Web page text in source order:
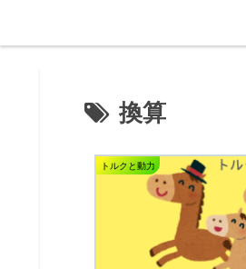
換算
トルクと動力